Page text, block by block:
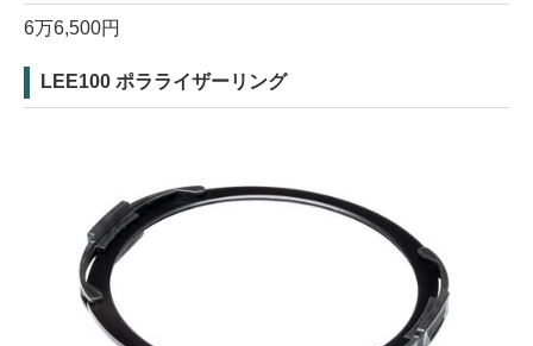
6万6,500円
LEE100 ポラライザーリング